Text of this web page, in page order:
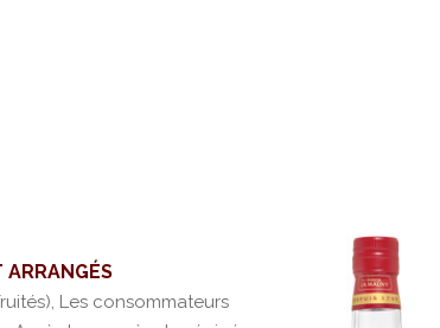
ARRANGÉS
Les consommateurs